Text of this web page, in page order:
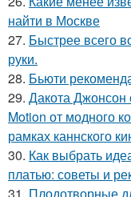
найти в Москве
27. Быстрее всего
руки.
28. Бьюти
29. Дакота Джонсон
Motion от модного
рамках каннского
30. Как выбрать
платью: советы и